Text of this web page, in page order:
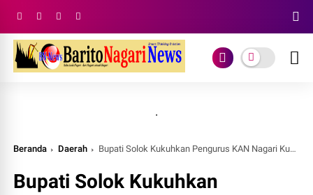
.
Beranda Daerah Bupati Solok Kukuhkan Pengurus KAN Nagari Kuncia Periode 2022/2027
Bupati Solok Kukuhkan